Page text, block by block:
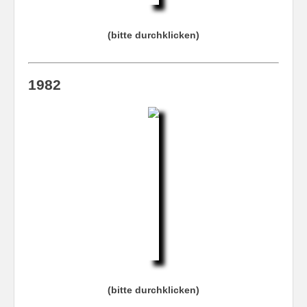
(bitte durchklicken)
1982
(bitte durchklicken)